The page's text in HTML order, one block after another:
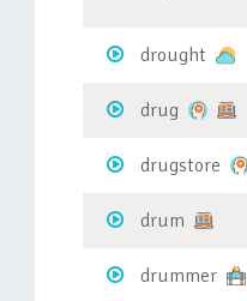
drought
drug
drugstore
drum
drummer